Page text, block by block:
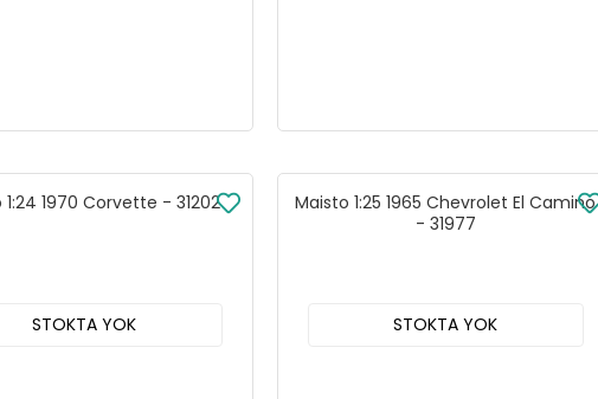
1:24 1970 Corvette - 31202
STOKTA YOK
Maisto 1:25 1965 Chevrolet El Camino
- 31977
STOKTA YOK